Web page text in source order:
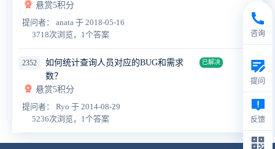
悬赏5积分
提问者： anata 于 2018-05-16
3718次浏览，1个答案
2352
如何统计查询人员对应的BUG和需求
数？
已解决
悬赏5积分
提问者： Ryo 于 2014-08-29
5236次浏览，1个答案
咨询
提问
反馈